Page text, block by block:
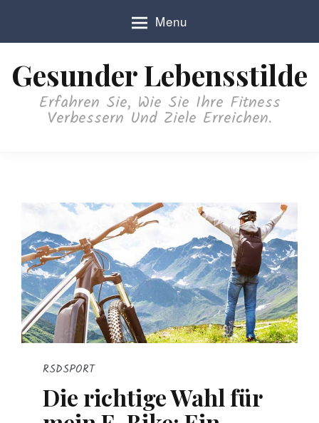
Menu
Gesunder Lebensstilde
Erfahren Sie, Wie Sie Ihre Fitness
Verbessern Und Ziele Erreichen.
RSDSPORT
Die richtige Wahl für